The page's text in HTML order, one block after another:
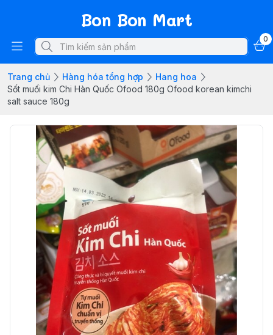
Bon Bon Mart
0
Trang chủ Hàng hóa tổng hợp
Hang hoa
Sốt muối kim Chi Hàn Quốc Ofood 180g Ofood korean kimchi
salt sauce 180g